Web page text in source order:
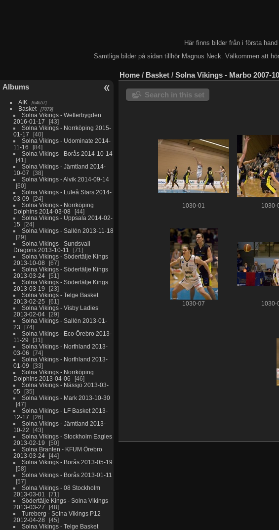
Här finns bilder från i första
Samtliga bilder på sidan tillhör Magnus Neck. Välkommen att
Albums
AIK 64657
Basket 7079
Solna Vikings - Wetterbygden
2016-01-17
43
Solna Vikings - Norrköping 2015-
01-17
40
Solna Vikings - Udominate 2014-
11-16
84
Solna Vikings - Borås 2014-10-14
41
Solna Vikings - Jämtland 2014-
10-07
38
Solna Vikings - Alvik 2014-09-14
60
Solna Vikings - Luleå Stars 2014-
03-09
24
Solna Vikings - Norrköping
Dolphins 2014-03-08
44
Solna Vikings - Uppsala 2014-02-
15
24
Solna Vikings - Sallén 2013-11-18
29
Solna Vikings - Sundsvall
Dragons 2013-10-11
71
Solna Vikings - Södertälje Kings
2013-10-08
67
Solna Vikings - Södertälje Kings
2013-03-24
51
Solna Vikings - Södertälje Kings
2013-03-19
23
Solna Vikings - Telge Basket
2013-02-25
61
Solna Vikings - Visby Ladies
2013-02-04
29
Solna Vikings - Sallén 2013-01-
23
74
Solna Vikings - Eco Örebro 2013-
11-29
31
Solna Vikings - Northland 2013-
03-06
74
Solna Vikings - Northland 2013-
01-09
33
Solna Vikings - Norrköping
Dolphins 2013-04-06
46
Solna Vikings - Nässjö 2013-03-
05
35
Solna Vikings - Mark 2013-10-30
47
Solna Vikings - LF Basket 2013-
12-17
26
Solna Vikings - Jämtland 2013-
10-22
43
Solna Vikings - Stockholm Eagles
2013-02-19
50
Solna Branten - KFUM Örebro
2013-03-24
44
Solna Vikings - Borås 2013-05-19
58
Solna Vikings - Borås 2013-01-11
57
Solna Vikings - 08 Stockholm
2013-03-01
71
Södertälje Kings - Solna Vikings
2013-03-27
48
Tureberg - Solna Vikings P12
2012-04-28
45
Solna Vikings - Telge Basket
Home / Basket / Solna Vikings - Marbo 2007-
Search in this set
1030-01 1030-
1030-07 1030-